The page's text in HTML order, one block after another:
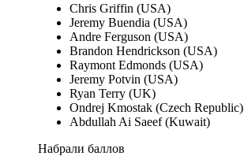
Chris Griffin (USA)
Jeremy Buendia (USA)
Andre Ferguson (USA)
Brandon Hendrickson (USA)
Raymont Edmonds (USA)
Jeremy Potvin (USA)
Ryan Terry (UK)
Ondrej Kmostak (Czech Republic)
Abdullah Ai Saeef (Kuwait)
Набрали баллов